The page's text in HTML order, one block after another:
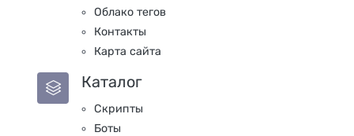
Облако тегов
Контакты
Карта сайта
Каталог
Скрипты
Боты